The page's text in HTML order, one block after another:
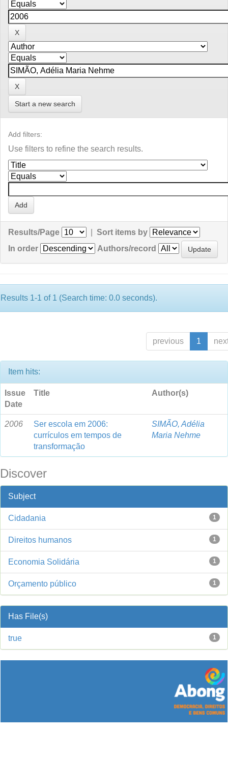
Start a new search
Add filters:
Use filters to refine the search results.
Results/Page
Sort items by
In order
Authors/record
Results 1-1 of 1 (Search time: 0.0 seconds).
previous 1
Item hits:
Issue
Date
Title Author(s)
2006
Ser escola em 2006:
currículos em tempos de
transformação
SIMÃO, Adélia
Maria Nehme
Discover
Subject
1
Cidadania
1
Direitos humanos
1
Economia Solidária
1
Orçamento público
Has File(s)
1
true